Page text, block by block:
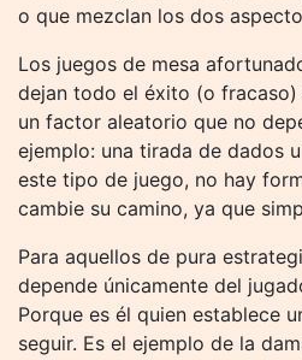
o que mezclan los dos
Los juegos de mesa
dejan todo el éxito (o
un factor aleatorio que no
ejemplo: una tirada de dados
este tipo de juego, no hay
cambie su camino, ya que
Para aquellos de pura
depende únicamente del
Porque es él quien establece
seguir. Es el ejemplo de la